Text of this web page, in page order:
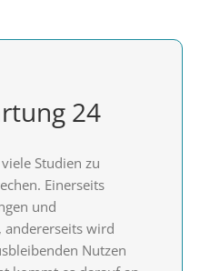
24
Studien zu
Einerseits
und
andererseits wird
Nutzen